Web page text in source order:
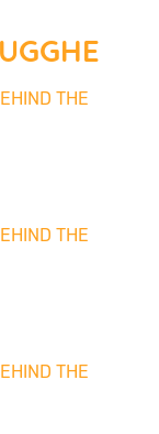
THE
THE
THE